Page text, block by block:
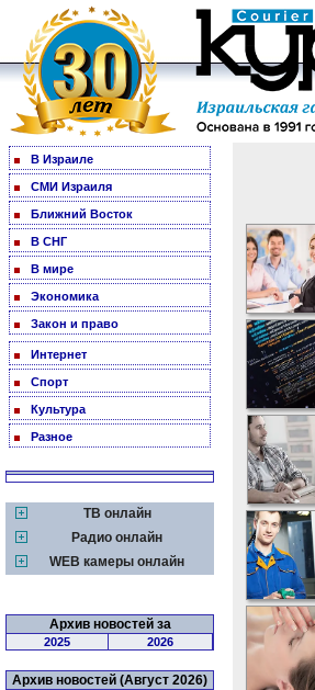
В Израиле
СМИ Израиля
Ближний Восток
В СНГ
В мире
Экономика
Закон и право
Интернет
Спорт
Культура
Разное
ТВ онлайн
Радио онлайн
WEB камеры онлайн
Архив новостей за
2025 2026
Архив новостей (Август 2026)